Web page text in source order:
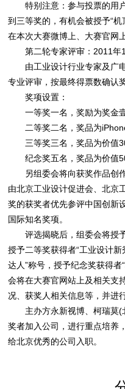
特别注意：参与投票的用户
到三等奖的，有机会被授予“
在本次大赛微博上、大赛官网
第二轮专家评审：2011年
由工业设计行业专家及广电
专业评审，按最终得票数确认
奖项设置：
一等奖一名，奖励为奖金
二等奖二名，奖品为
三等奖三名，奖品为价值
纪念奖五名，奖品为价值
另组委会将向获奖作品创作
由北京工业设计促进会、北京
奖的获奖者优先参评中国创新
国际知名奖项。
评选揭晓后，组委会将授予
授予二等奖获得者“工业设计
达人”称号，授予纪念奖获得
会将在大赛官网站上及相关支
况、获奖人相关信息等，并进
主办方永新视博、柯瑞莫(
奖者加入公司，进行重点培养
给北京优秀的公司入职。